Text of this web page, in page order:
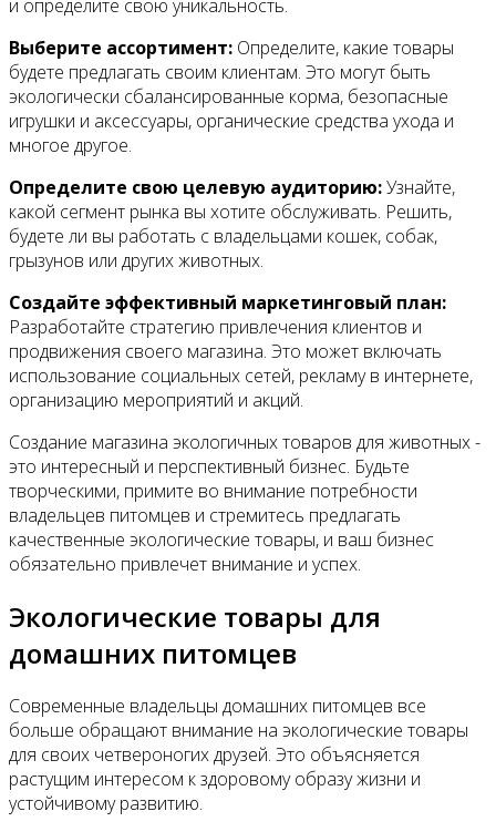
и определите свою уникальность.
Выберите ассортимент: Определите, какие товары
будете предлагать своим клиентам. Это могут быть
экологически сбалансированные корма, безопасные
игрушки и аксессуары, органические средства ухода и
многое другое.
Определите свою целевую аудиторию:Узнайте,
какой сегмент рынка вы хотите обслуживать. Решить,
будете ли вы работать с владельцами кошек, собак,
грызунов или других животных.
Создайте эффективный маркетинговый план:
Разработайте стратегию привлечения клиентов и
продвижения своего магазина. Это может включать
использование социальных сетей, рекламу в интернете,
организацию мероприятий и акций.
Создание магазина экологичных товаров для животных -
это интересный и перспективный бизнес. Будьте
творческими, примите во внимание потребности
владельцев питомцев и стремитесь предлагать
качественные экологические товары, и ваш бизнес
обязательно привлечет внимание и успех.
Экологические товары для
домашних питомцев
Современные владельцы домашних питомцев все
больше обращают внимание на экологические товары
для своих четвероногих друзей. Это объясняется
растущим интересом к здоровому образу жизни и
устойчивому развитию.